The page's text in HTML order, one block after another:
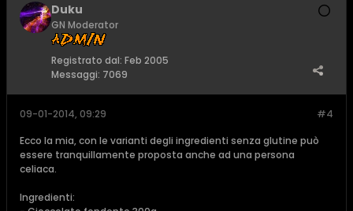
Duku
GN Moderator
Registrato dal: Feb 2005
Messaggi: 7069
#4
09-01-2014, 09:29
Ecco la mia, con le varianti degli ingredienti senza glutine può
essere tranquillamente proposta anche ad una persona
celiaca.
Ingredienti: